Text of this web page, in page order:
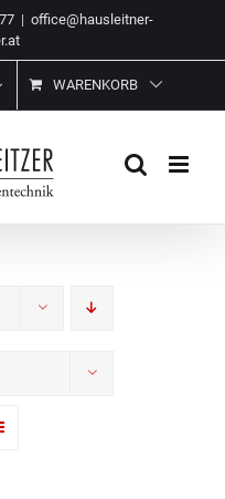
| office@hausleitner-
WARENKORB